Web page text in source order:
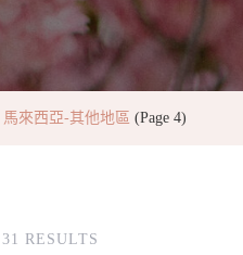
馬來西亞-其他地區 (Page 4)
RESULTS